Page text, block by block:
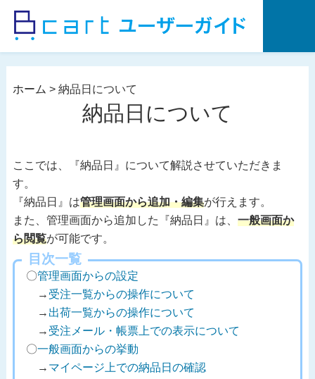
ホーム > 納品日について
納品日について
ここでは、『納品日』について解説させていただきま
す。
『納品日』は管理画面から追加・編集が行えます。
また、管理画面から追加した『納品日』は、 一般画面か
ら閲覧が可能です。
目次一覧
〇管理画面からの設定
→ 受注一覧からの操作について
→ 出荷一覧からの操作について
→ 受注メール・帳票上での表示について
〇一般画面からの挙動
→ マイページ上での納品日の確認